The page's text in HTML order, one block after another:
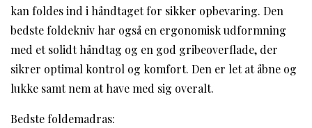
kan foldes ind i håndtaget for sikker opbevaring. Den
bedste foldekniv har også en ergonomisk udformning
med et solidt håndtag og en god gribeoverflade, der
sikrer optimal kontrol og komfort. Den er let at åbne og
lukke samt nem at have med sig overalt.
Bedste foldemadras: